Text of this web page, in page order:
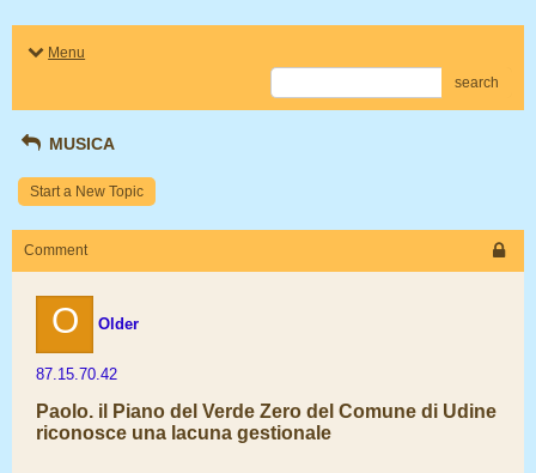
Menu
search
MUSICA
Start a New Topic
Comment
O Older
87.15.70.42
Paolo. il Piano del Verde Zero del Comune di Udine
riconosce una lacuna gestionale